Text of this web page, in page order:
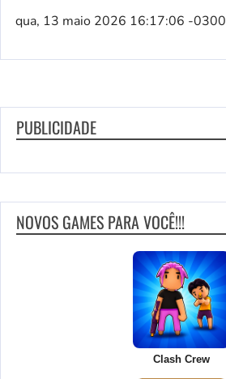
qua, 13 maio 2026 16:17:06 -0300
PUBLICIDADE
NOVOS GAMES PARA VOCÊ!!!
Clash Crew